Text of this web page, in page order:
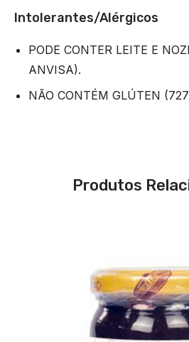
Intolerantes/Alérgicos
PODE CONTER LEITE E
ANVISA).
NÃO CONTÉM GLÚTEN
Produtos